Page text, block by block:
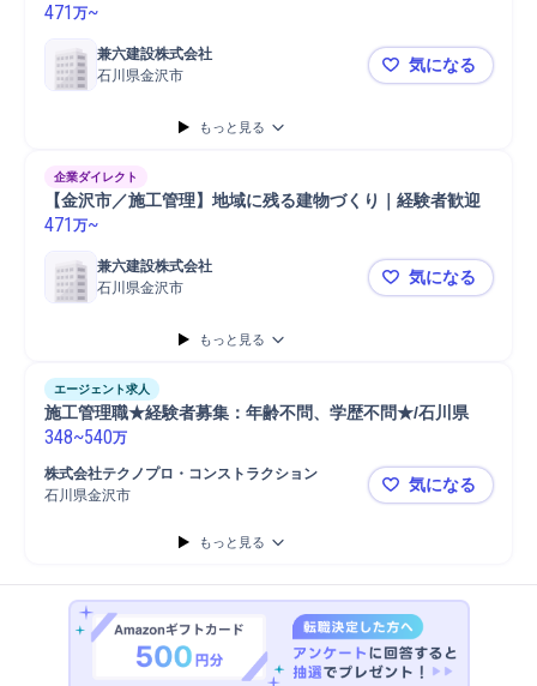
471 万~
兼六建設株式会社
石川県金沢市
【金沢市/リ
気になる
もっと見る
企業ダイレクト
【金沢市／施工管理】地域に残る建物づくり｜経験者歓迎
471 万~
兼六建設株式会社
石川県金沢市
【金沢市／
気になる
もっと見る
エージェント求人
施工管理職★経験者募集：年齢不問、学歴不問★/石川県
348~540万
株式会社テクノプロ・コンストラクション
石川県金沢市
施工管理職
気になる
もっと見る